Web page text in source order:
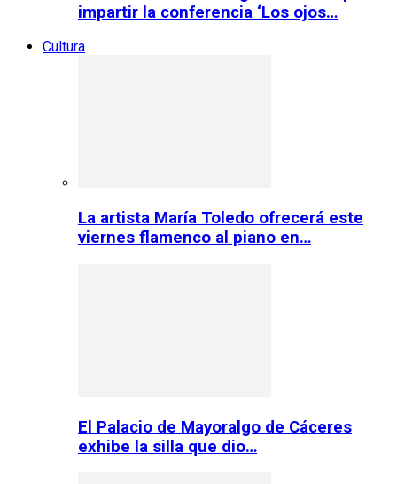
impartir la conferencia ‘Los ojos…
Cultura
La artista María Toledo ofrecerá este
viernes flamenco al piano en…
El Palacio de Mayoralgo de Cáceres
exhibe la silla que dio…